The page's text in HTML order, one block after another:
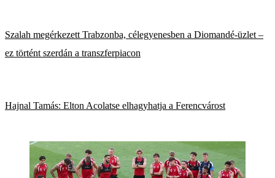
Szalah megérkezett Trabzonba, célegyenesben a Diomandé-üzlet –
ez történt szerdán a transzferpiacon
Hajnal Tamás: Elton Acolatse elhagyhatja a Ferencvárost